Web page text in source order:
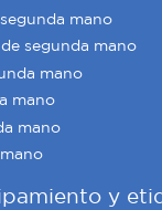
mano
segunda mano
mano
mano
mano
y